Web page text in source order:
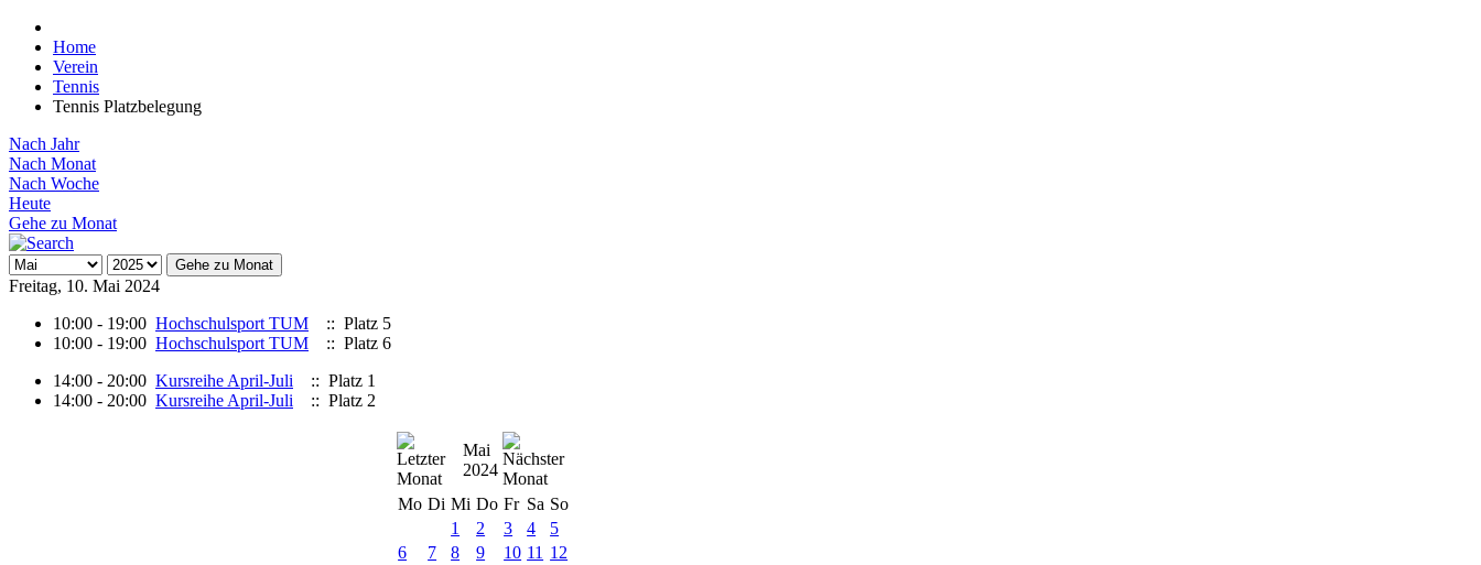
Home
Verein
Tennis
Tennis Platzbelegung
Nach Jahr
Nach Monat
Nach Woche
Heute
Gehe zu Monat
Gehe zu Monat
Freitag, 10. Mai 2024
10:00 - 19:00 Hochschulsport TUM
:: Platz 5
10:00 - 19:00 Hochschulsport TUM
:: Platz 6
14:00 - 20:00 Kursreihe April-Juli
:: Platz 1
14:00 - 20:00 Kursreihe April-Juli :: Platz 2
Mai
2024
Mo Di Mi Do Fr Sa So
1
2 3 4
5
6
7 8 9 10 11 12